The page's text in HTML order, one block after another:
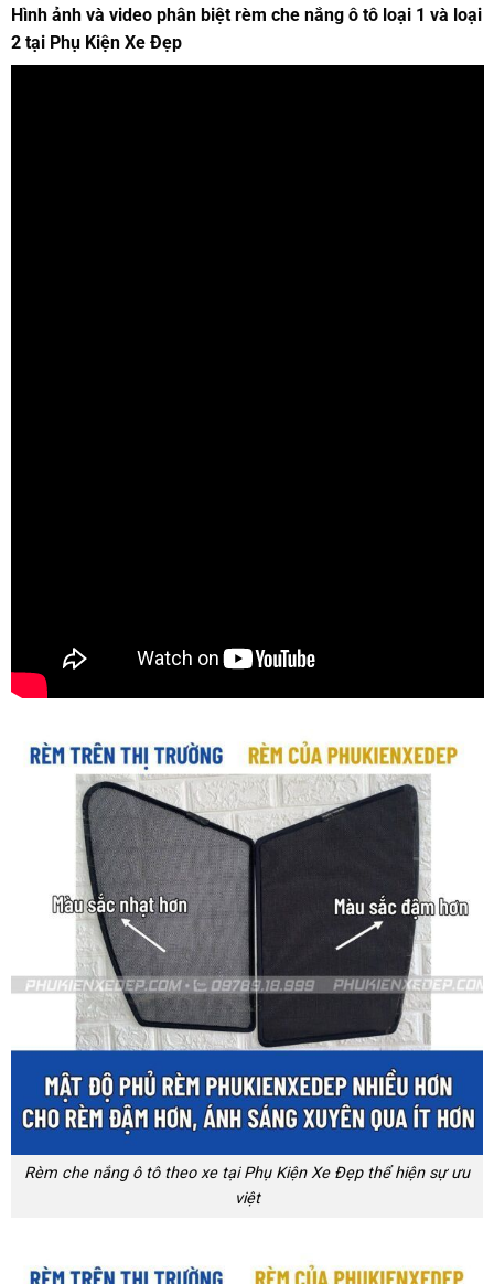
Hình ảnh và video phân biệt rèm che nắng ô tô loại 1 và loại
2 tại Phụ Kiện Xe Đẹp
Rèm che nắng ô tô theo xe tại Phụ Kiện Xe Đẹp thể hiện sự ưu
việt